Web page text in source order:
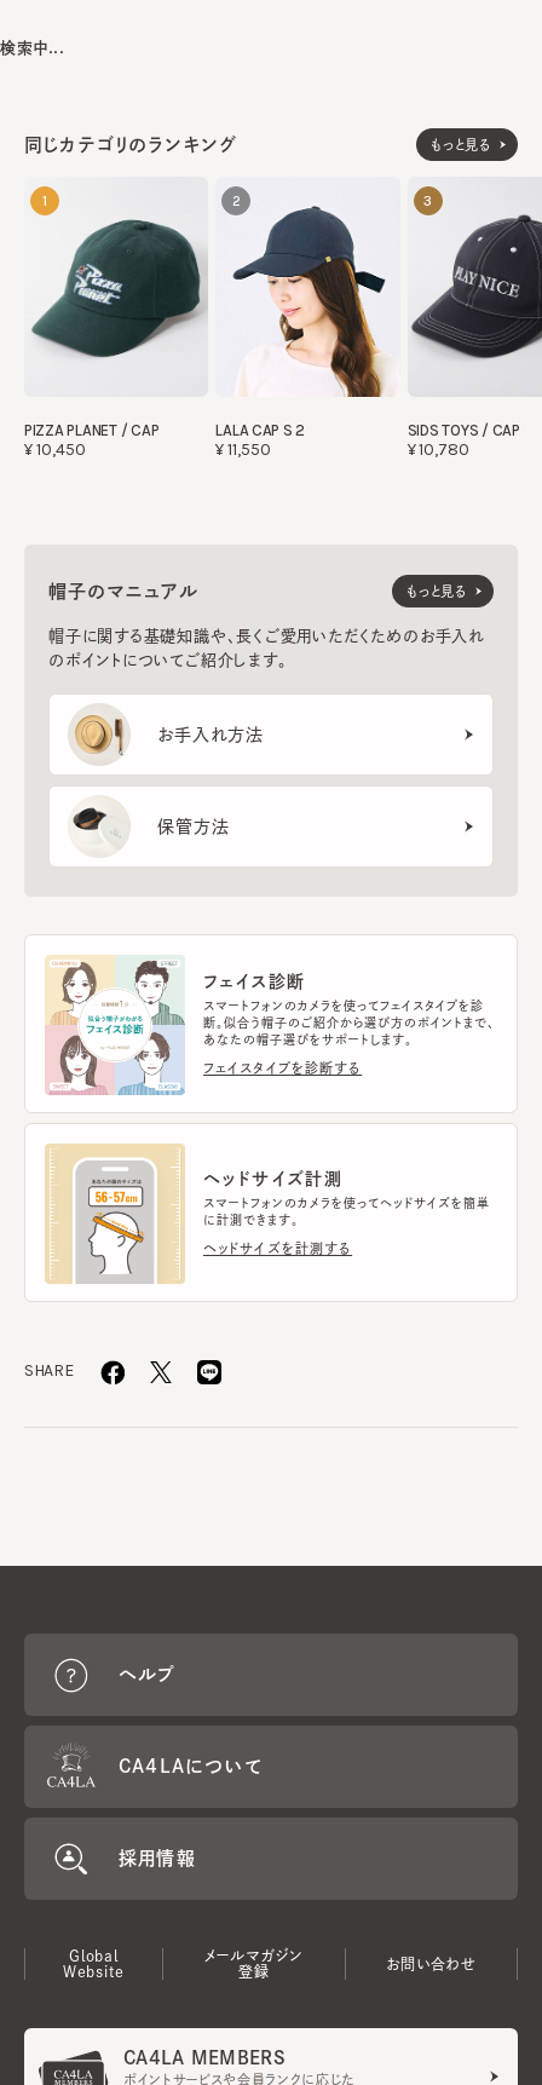
同じカテゴリのランキング もっと見る
1
PIZZA PLANET / CAP
¥10,450
2
LALA CAP S 2
¥11,550
3
SIDS TOYS / CAP
¥10,780
帽子のマニュアル
帽子に関する基礎知識や、長くご愛用いただくためのお手入れ
のポイントについてご紹介します。
お手入れ方法
保管方法
もっと見る
フェイス診断
スマートフォンのカメラを使ってフェイスタイプを診
断。似合う帽子のご紹介から選び方のポイントまで、
あなたの帽子選びをサポートします。
フェイスタイプを診断する
ヘッドサイズ計測
スマートフォンのカメラを使ってヘッドサイズを簡単
に計測できます。
ヘッドサイズを計測する
SHARE
検索中...
ヘルプ
CA4LAについて
採用情報
Global
Website
メールマガジン
登録
お問い合わせ
CA4LA MEMBERS
ポイントサービスや会員ランクに応じた